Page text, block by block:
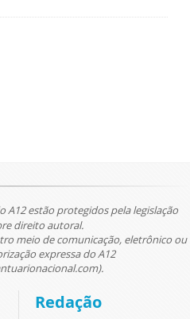
A12 estão protegidos pela legislação
direito autoral.
meio de comunicação, eletrônico ou
expressa do A12
Redação